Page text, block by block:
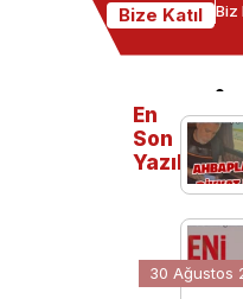
Bize Katıl Biz
Ana Sayfa
30 Ağustos
En
Son
Yazılanlar